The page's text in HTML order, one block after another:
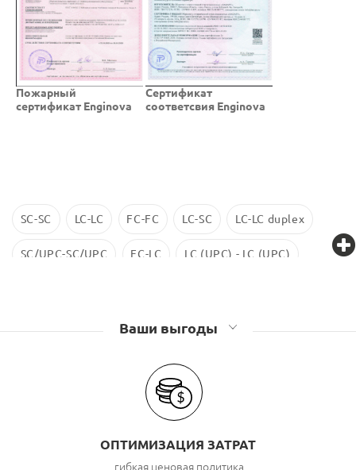
Пожарный
сертификат Enginova
Cертификат
соответсвия Enginova
SC-SC LC-LC FC-FC LC-SC LC-LC duplex
SC/UPC-SC/UPC FC-LC LC (UPC) - LC (UPC)
Ваши выгоды
ОПТИМИЗАЦИЯ ЗАТРАТ
гибкая ценовая политика